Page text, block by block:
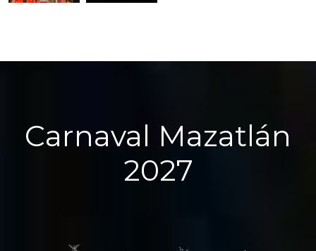
Carnaval Mazatlán
2027